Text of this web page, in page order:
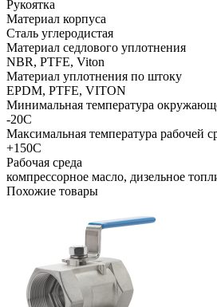
Рукоятка
Материал корпуса
Сталь углеродистая
Материал седлового уплотнения
NBR, PTFE, Viton
Материал уплотнения по штоку
EPDM, PTFE, VITON
Минимальная температура
-20С
Максимальная температура рабочей
+150C
Рабочая среда
компрессорное масло, дизельное
Похожие товары